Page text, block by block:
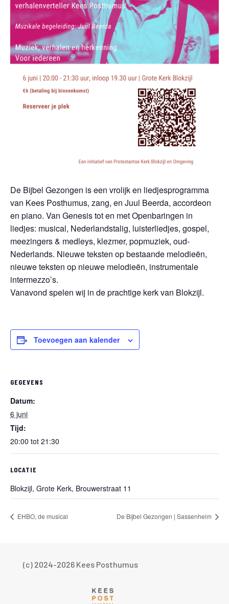
De Bijbel Gezongen is een vrolijk en liedjesprogramma
van Kees Posthumus, zang, en Juul Beerda, accordeon
en piano. Van Genesis tot en met Openbaringen in
liedjes: musical, Nederlandstalig, luisterliedjes, gospel,
meezingers & medleys, klezmer, popmuziek, oud-
Nederlands. Nieuwe teksten op bestaande melodieën,
nieuwe teksten op nieuwe melodieën, instrumentale
intermezzo’s.
Vanavond spelen wij in de prachtige kerk van Blokzijl.
Toevoegen aan kalender
GEGEVENS
Datum:
6 juni
Tijd:
20:00 tot 21:30
LOCATIE
Blokzijl, Grote Kerk, Brouwerstraat 11
EHBO, de musical De Bijbel Gezongen | Sassenheim
(c) 2024-2026 Kees Posthumus